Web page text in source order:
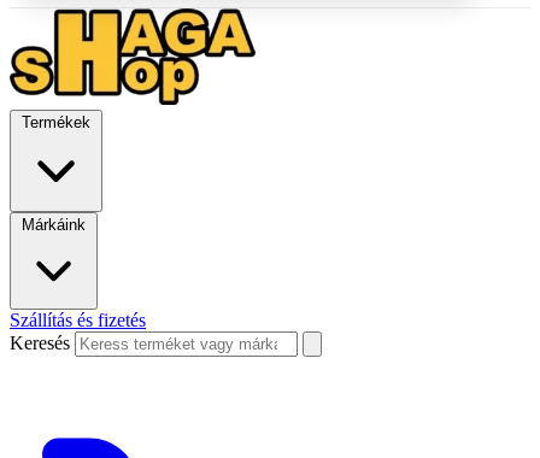
Termékek
Márkáink
Szállítás és fizetés
Keresés